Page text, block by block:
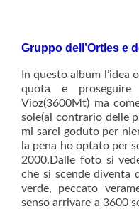
Gruppo dell’Ortles e
In questo album l’idea
quota e
Vioz(3600Mt) ma
sole(al contrario delle
mi sarei goduto per
la pena ho optato per
2000.Dalle foto si
che si scende diventa
verde, peccato
senso arrivare a 3600